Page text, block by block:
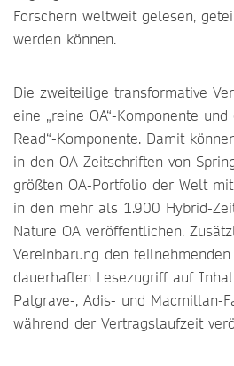
Forschern weltweit gelesen,
werden können.
Die zweiteilige transformative
eine „reine OA“-Komponente
Read“-Komponente. Damit
in den OA-Zeitschriften von
größten OA-Portfolio der Welt
in den mehr als 1.900 Hybrid-
Nature OA veröffentlichen.
Vereinbarung den
dauerhaften Lesezugriff auf
Palgrave-, Adis- und Macmillan-
während der Vertragslaufzeit